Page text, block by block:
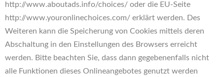
http://www.aboutads.info/choices/ oder die EU-Seite
http://www.youronlinechoices.com/ erklärt werden. Des
Weiteren kann die Speicherung von Cookies mittels deren
Abschaltung in den Einstellungen des Browsers erreicht
werden. Bitte beachten Sie, dass dann gegebenenfalls nicht
alle Funktionen dieses Onlineangebotes genutzt werden